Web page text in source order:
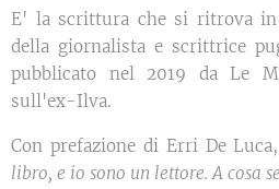
E' la scrittura che si ritrova in
della giornalista e scrittrice
pubblicato nel 2019 da Le
sull'ex-Ilva.
Con prefazione di Erri De
libro, e io sono un lettore. A cosa